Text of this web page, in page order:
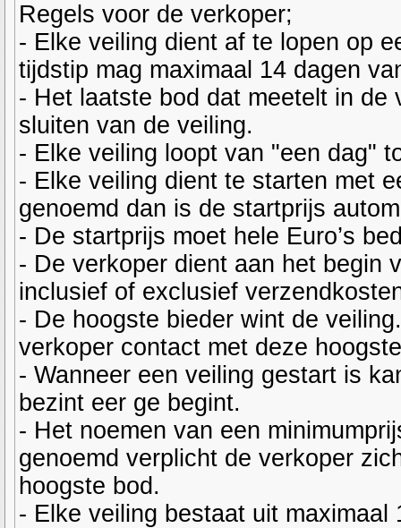
Regels voor de verkoper;
- Elke veiling dient af te lopen op
tijdstip mag maximaal 14 dagen
- Het laatste bod dat meetelt in de
sluiten van de veiling.
- Elke veiling loopt van "een dag"
- Elke veiling dient te starten met
genoemd dan is de startprijs
- De startprijs moet hele Euro’s
- De verkoper dient aan het begin
inclusief of exclusief
- De hoogste bieder wint de
verkoper contact met deze
- Wanneer een veiling gestart is
bezint eer ge begint.
- Het noemen van een
genoemd verplicht de verkoper
hoogste bod.
- Elke veiling bestaat uit